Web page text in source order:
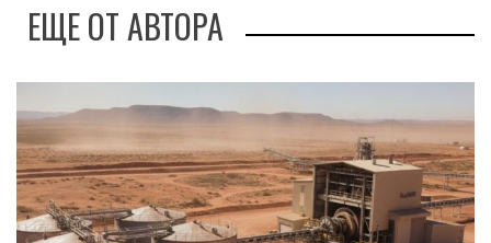
ЕЩЕ ОТ АВТОРА